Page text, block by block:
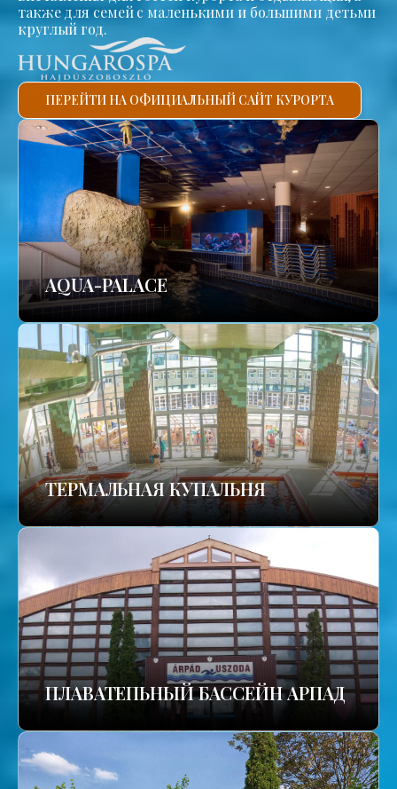
также для семей с маленькими и большими детьми
круглый год.
ПЕРЕЙТИ НА ОФИЦИАЛЬНЫЙ САЙТ КУРОРТА
AQUA-PALACE
TЕРМАЛЬНАЯ КУПАЛЬНЯ
ПЛАВАТЕПЬНЫЙ БАССЕЙН АРПАД